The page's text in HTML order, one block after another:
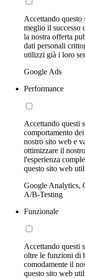
Accettando questo
meglio il successo
la nostra offerta
dati personali
utilizzi già i loro
Google Ads
Performance
Accettando questi
comportamento
nostro sito web e
ottimizzare il
l'esperienza
questo sito web
Google Analytics,
A/B-Testing
Funzionale
Accettando questi
oltre le funzioni di
comodamente il
questo sito web